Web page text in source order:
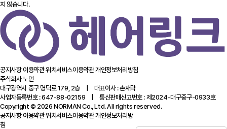
지 않습니다.
공지사항이용약관위치서비스이용약관개인정보처리방침
주식회사 노먼
대구광역시 중구 명덕로 179, 2층 | 대표이사 : 손재락
사업자등록번호 : 647-88-02159 | 통신판매신고번호 : 제2024-대구중구-0933호
Copyright © 2026 NORMAN Co., Ltd. All rights reserved.
공지사항이용약관위치서비스이용약관개인정보처리방
침